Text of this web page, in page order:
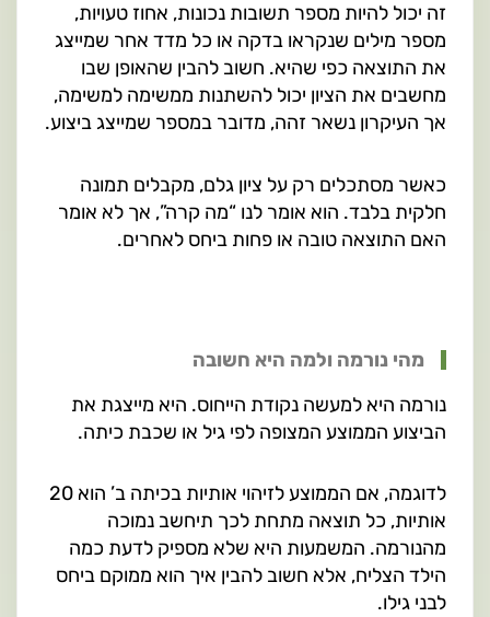
זה יכול להיות מספר תשובות נכונות, אחוז טעויות,
מספר מילים שנקראו בדקה או כל מדד אחר שמייצג
את התוצאה כפי שהיא. חשוב להבין שהאופן שבו
מחשבים את הציון יכול להשתנות ממשימה למשימה,
אך העיקרון נשאר זהה, מדובר במספר שמייצג ביצוע.
כאשר מסתכלים רק על ציון גלם, מקבלים תמונה
חלקית בלבד. הוא אומר לנו “מה קרה”, אך לא אומר
האם התוצאה טובה או פחות ביחס לאחרים.
מהי נורמה ולמה היא חשובה
נורמה היא למעשה נקודת הייחוס. היא מייצגת את
הביצוע הממוצע המצופה לפי גיל או שכבת כיתה.
לדוגמה, אם הממוצע לזיהוי אותיות בכיתה ב’ הוא 20
אותיות, כל תוצאה מתחת לכך תיחשב נמוכה
מהנורמה. המשמעות היא שלא מספיק לדעת כמה
הילד הצליח, אלא חשוב להבין איך הוא ממוקם ביחס
לבני גילו.